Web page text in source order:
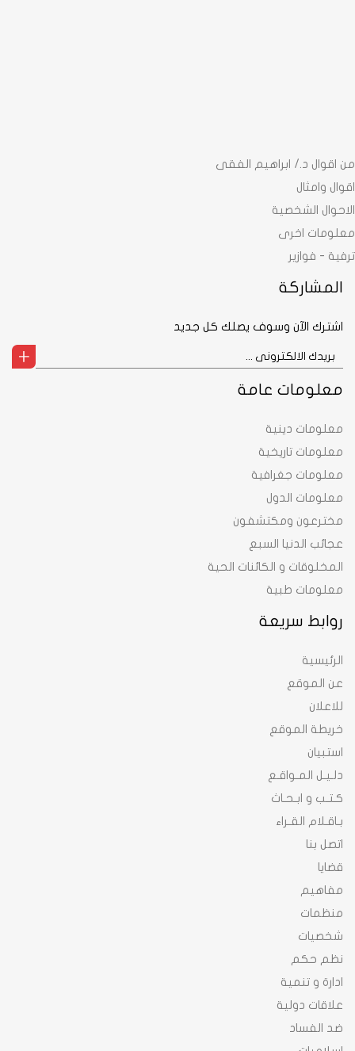
روابط سريعة
الرئيسية
عن الموقع
للاعلان
خريطة الموقع
استبيان
دلـيـل المـواقـع
كـتـب و ابـحـاث
بـاقـلام القـراء
اتصل بنا
قضايا
مفاهيم
منظمات
شخصيات
نظم حكم
ادارة و تنمية
علاقات دولية
ضد الفساد
معلومات عامة
معلومات دينية
معلومات تاريخية
معلومات جغرافية
معلومات الدول
مخترعون ومكتشفون
عجائب الدنيا السبع
المخلوقات و الكائنات الحية
معلومات طبية
من اقوال د./ ابراهيم الفقى
اقوال وامثال
الاحوال الشخصية
معلومات اخرى
ترفية - فوازير
المشاركة
اشترك الآن وسوف يصلك كل جديد